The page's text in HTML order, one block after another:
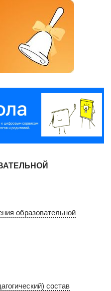
образовательной
состав